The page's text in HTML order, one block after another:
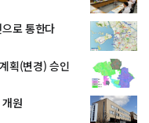
로 통한다
획(변경) 승인
원